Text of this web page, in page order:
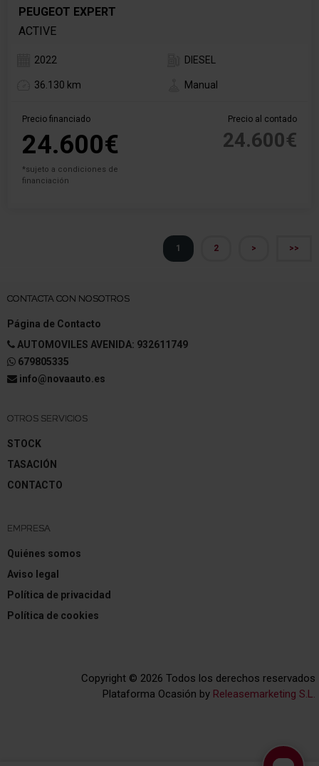
PEUGEOT EXPERT
ACTIVE
2022 DIESEL
36.130 km Manual
Precio financiado
24.600€
*sujeto a condiciones de
financiación
Precio al contado
24.600€
1 2 > >>
CONTACTA CON NOSOTROS
Página de Contacto
AUTOMOVILES AVENIDA: 932611749
679805335
info@novaauto.es
OTROS SERVICIOS
STOCK
TASACIÓN
CONTACTO
EMPRESA
Quiénes somos
Aviso legal
Política de privacidad
Política de cookies
Copyright © 2026 Todos los derechos reservados
Plataforma Ocasión by Releasemarketing S.L.